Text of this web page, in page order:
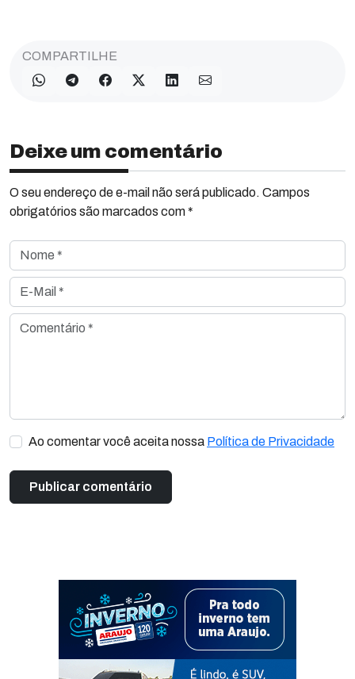
COMPARTILHE
Deixe um comentário
O seu endereço de e-mail não será publicado. Campos
obrigatórios são marcados com *
Nome *
E-Mail *
Comentário *
Ao comentar você aceita nossa Política de Privacidade